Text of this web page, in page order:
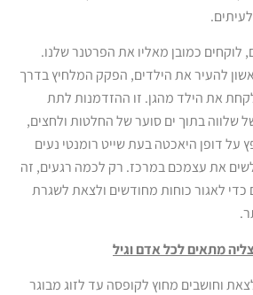
לוקחים כמובן מאליו את הפרטנר שלנו.
להעיר את הילדים, הפקק המלחיץ בדרך
את הילד מהגן. זו ההזדמנות לתת
שלווה בתוך ים סוער של החלטות ולחצים,
דופן היאכטה בעת שייט רומנטי נעים
את עצמכם במרכז. רק לכמה רגעים, זה
לאגור כוחות מחודשים ולצאת לשגרת
מתאים לכל אדם וגיל
וחושבים מחוץ לקופסה עד לזוג מבוגר